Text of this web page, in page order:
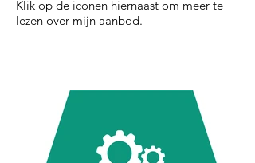
Klik op de iconen hiernaast om meer te
lezen over mijn aanbod.